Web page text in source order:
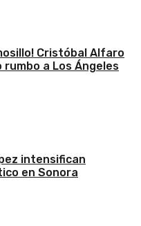
Cristóbal Alfaro
rumbo a Los Ángeles
intensifican
en Sonora